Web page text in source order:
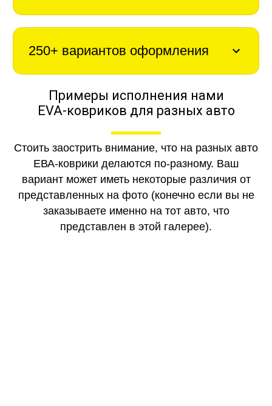
250+ вариантов оформления
Примеры исполнения нами
EVA-ковриков для разных авто
Стоить заострить внимание, что на разных авто
ЕВА-коврики делаются по-разному. Ваш
вариант может иметь некоторые различия от
представленных на фото (конечно если вы не
заказываете именно на тот авто, что
представлен в этой галерее).